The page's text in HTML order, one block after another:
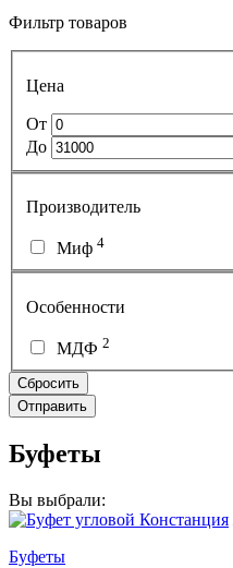
Фильтр товаров
Цена
От
До
Производитель
Миф 4
Особенности
МДФ 2
Буфеты
Вы выбрали:
Буфеты